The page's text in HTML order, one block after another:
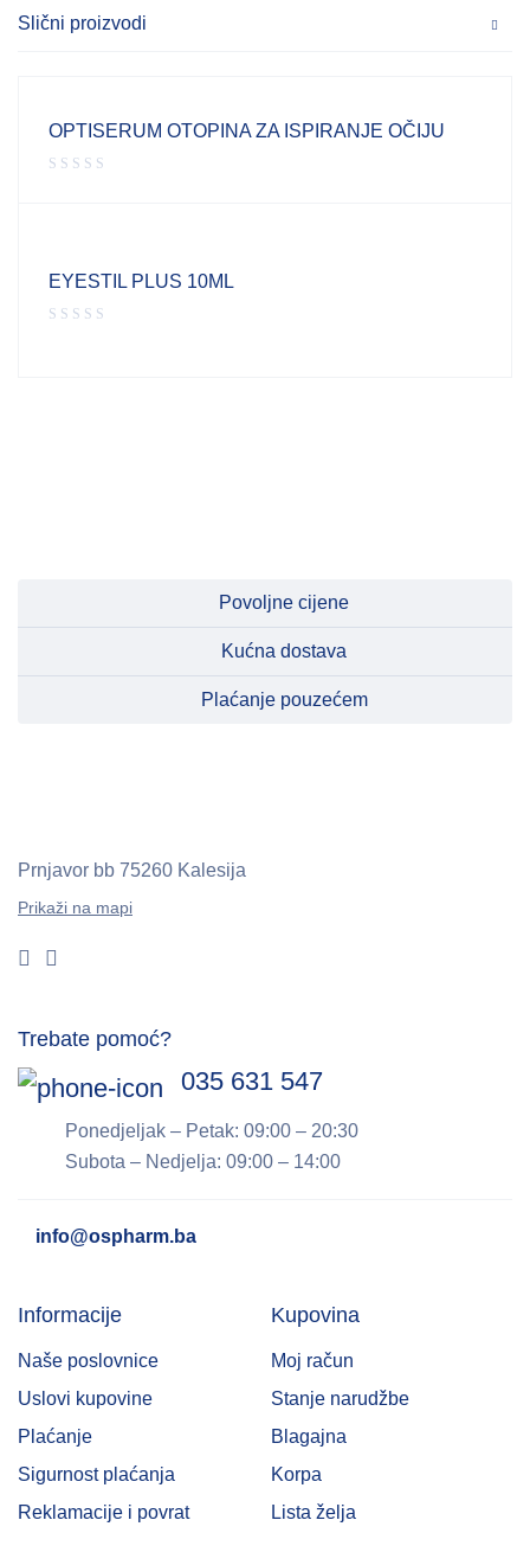
Slični proizvodi
OPTISERUM OTOPINA ZA ISPIRANJE OČIJU
EYESTIL PLUS 10ML
Povoljne cijene
Kućna dostava
Plaćanje pouzećem
Prnjavor bb 75260 Kalesija
Prikaži na mapi
Trebate pomoć?
035 631 547
Ponedjeljak – Petak: 09:00 – 20:30
Subota – Nedjelja: 09:00 – 14:00
info@ospharm.ba
Informacije
Naše poslovnice
Uslovi kupovine
Plaćanje
Sigurnost plaćanja
Reklamacije i povrat
Kupovina
Moj račun
Stanje narudžbe
Blagajna
Korpa
Lista želja